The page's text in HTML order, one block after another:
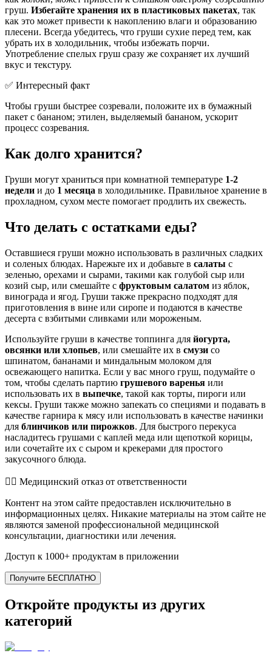
груш. Избегайте хранения их в пластиковых пакетах, так
как это может привести к накоплению влаги и образованию
плесени. Всегда убедитесь, что груши сухие перед тем, как
убрать их в холодильник, чтобы избежать порчи.
Употребление спелых груш сразу же сохраняет их лучший
вкус и текстуру.
✅ Интересный факт
Чтобы груши быстрее созревали, положите их в бумажный
пакет с бананом; этилен, выделяемый бананом, ускорит
процесс созревания.
Как долго хранится?
Груши могут храниться при комнатной температуре 1-2
недели и до 1 месяца в холодильнике. Правильное хранение в
прохладном, сухом месте помогает продлить их свежесть.
Что делать с остатками еды?
Оставшиеся груши можно использовать в различных сладких
и соленых блюдах. Нарежьте их и добавьте в салаты с
зеленью, орехами и сырами, такими как голубой сыр или
козий сыр, или смешайте с фруктовым салатом из яблок,
винограда и ягод. Груши также прекрасно подходят для
приготовления в вине или сиропе и подаются в качестве
десерта с взбитыми сливками или мороженым.
Используйте груши в качестве топпинга для йогурта,
овсянки или хлопьев, или смешайте их в смузи со
шпинатом, бананами и миндальным молоком для
освежающего напитка. Если у вас много груш, подумайте о
том, чтобы сделать партию грушевого варенья или
использовать их в выпечке, такой как торты, пироги или
кексы. Груши также можно запекать со специями и подавать в
качестве гарнира к мясу или использовать в качестве начинки
для блинчиков или пирожков. Для быстрого перекуса
насладитесь грушами с каплей меда или щепоткой корицы,
или сочетайте их с сыром и крекерами для простого
закусочного блюда.
👨‍⚕️️ Медицинский отказ от ответственности
Контент на этом сайте предоставлен исключительно в
информационных целях. Никакие материалы на этом сайте не
являются заменой профессиональной медицинской
консультации, диагностики или лечения.
Доступ к 1000+ продуктам в приложении
Получите БЕСПЛАТНО
Откройте продукты из других
категорий